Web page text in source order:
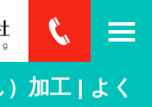
加工 | よく